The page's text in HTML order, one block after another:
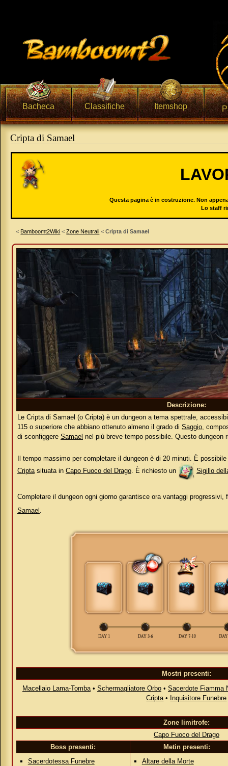
Bacheca Classifiche Itemshop
Cripta di Samael
Questa pagina è in costruzione. Non
Lo staff
< Bamboomt2Wiki <Zone Neutrali <Cripta di Samael
Descrizione:
Le Cripta di Samael (o Cripta) è un dungeon a tema spettrale,
115 o superiore che abbiano ottenuto almeno il grado di Saggio,
di sconfiggere Samael nel più breve tempo possibile. Questo dungeon
Il tempo massimo per completare il dungeon è di 20 minuti. È
Criptasituata in Capo Fuoco del Drago. È richiesto un Sigillo
Completare il dungeon ogni giorno garantisce ora vantaggi
Samael .
Mostri presenti:
Macellaio Lama-Tomba• Schermagliatore Orbo• Sacerdote Fiamma
Cripta• Inquisitore Funebre
Zone limitrofe:
Capo Fuoco del Drago
Boss presenti:
Metin presenti:
Sacerdotessa Funebre
Altare della Morte